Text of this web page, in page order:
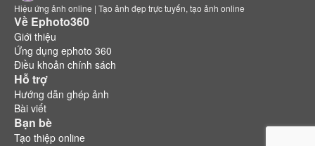
Hiệu ứng ảnh online | Tạo ảnh đẹp trực tuyến, tạo ảnh online
Về Ephoto360
Giới thiệu
Ứng dụng ephoto 360
Điều khoản chính sách
Hỗ trợ
Hướng dẫn ghép ảnh
Bài viết
Bạn bè
Tạo thiệp online